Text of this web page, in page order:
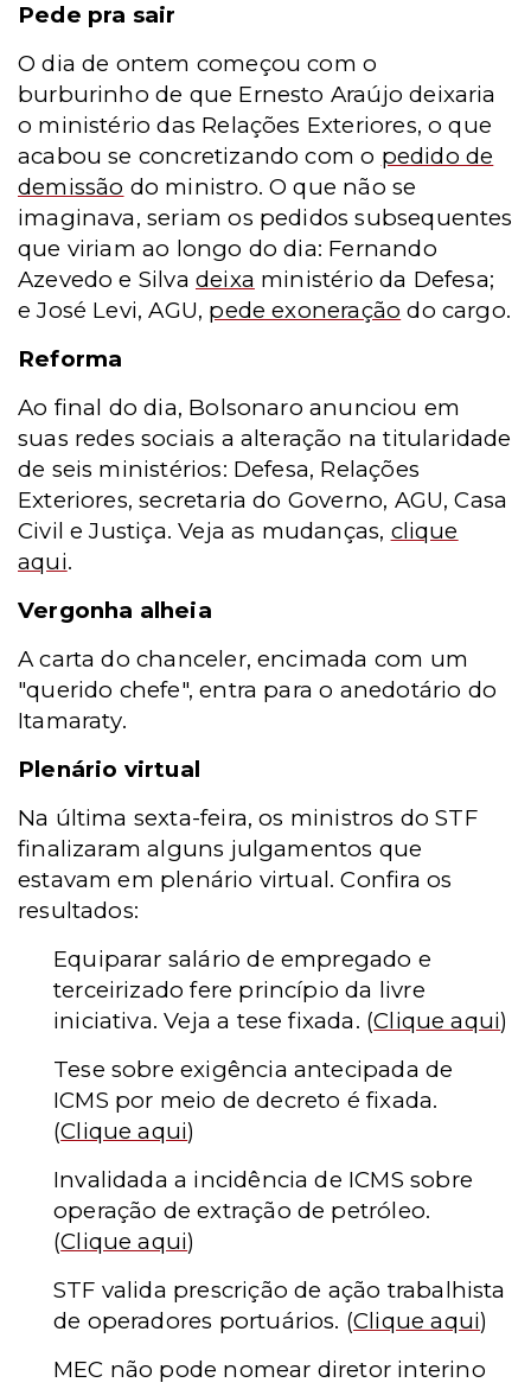
Pede pra sair
O dia de ontem começou com o
burburinho de que Ernesto Araújo deixaria
o ministério das Relações Exteriores, o que
acabou se concretizando com o pedido de
demissão do ministro. O que não se
imaginava, seriam os pedidos subsequentes
que viriam ao longo do dia: Fernando
Azevedo e Silva deixa ministério da Defesa;
e José Levi, AGU, pede exoneração do cargo.
Reforma
Ao final do dia, Bolsonaro anunciou em
suas redes sociais a alteração na titularidade
de seis ministérios: Defesa, Relações
Exteriores, secretaria do Governo, AGU, Casa
Civil e Justiça. Veja as mudanças, clique
aqui.
Vergonha alheia
A carta do chanceler, encimada com um
"querido chefe", entra para o anedotário do
Itamaraty.
Plenário virtual
Na última sexta-feira, os ministros do STF
finalizaram alguns julgamentos que
estavam em plenário virtual. Confira os
resultados:
Equiparar salário de empregado e
terceirizado fere princípio da livre
iniciativa. Veja a tese fixada. (Clique aqui)
Tese sobre exigência antecipada de
ICMS por meio de decreto é fixada.
(Clique aqui)
Invalidada a incidência de ICMS sobre
operação de extração de petróleo.
(Clique aqui)
STF valida prescrição de ação trabalhista
de operadores portuários. (Clique aqui)
MEC não pode nomear diretor interino